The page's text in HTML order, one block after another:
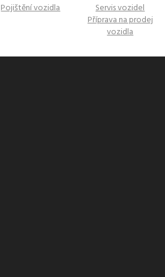
Pojištění vozidla
Servis vozidel
Příprava na prodej
vozidla